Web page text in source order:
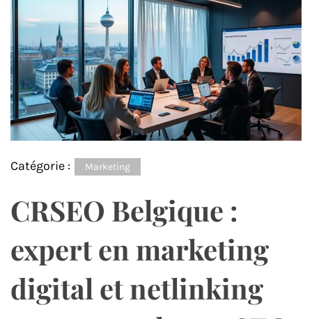
Catégorie : Marketing
CRSEO Belgique :
expert en marketing
digital et netlinking